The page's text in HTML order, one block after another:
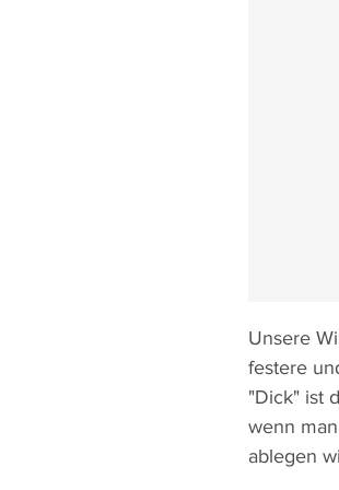
Unsere
festere
"Dick" ist
wenn
ablegen